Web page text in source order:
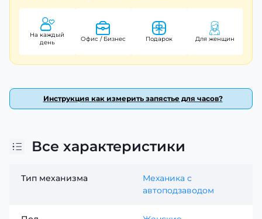
На каждый
день
Офис / Бизнес Подарок Для женщин
Инструкция как измерить запястье для часов?
Все характеристики
Тип механизма
Механика с
автоподзаводом